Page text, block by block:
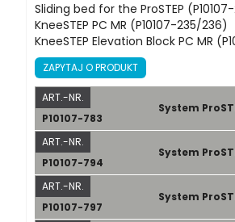
Sliding bed for the ProSTEP
KneeSTEP PC MR (P10107-235/236)
KneeSTEP Elevation Block PC MR
ZAPYTAJ O PRODUKT
ART.-NR.
P10107-783
System
ART.-NR.
P10107-794
System
ART.-NR.
P10107-797
System